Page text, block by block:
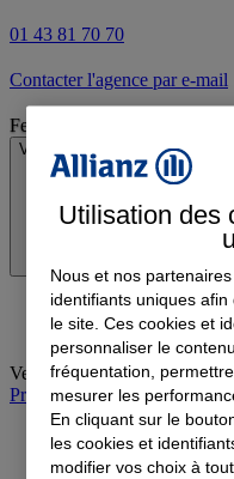
01 43 81 70 70
Contacter l'agence par e-mail
Fermé
Voir les horaires
Vendredi: 09:00-12:00,
Prendre rendez-vous à
Utilisation des
Nous et nos
identifiants uniques
le site. Ces cookies et
personnaliser le
fréquentation,
mesurer les
En cliquant sur le
les cookies et
modifier vos choix à